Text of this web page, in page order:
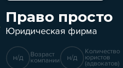
Право просто
Юридическая фирма
н/д Возраст
компании н/д
Количество
юристов
(адвокатов)